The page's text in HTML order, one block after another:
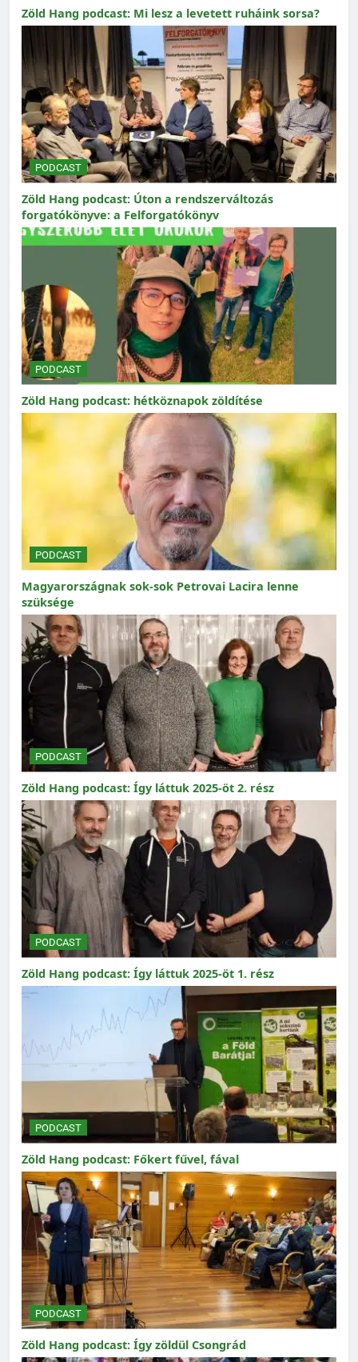
Zöld Hang podcast: Mi lesz a levetett ruháink sorsa?
PODCAST
Zöld Hang podcast: Úton a rendszerváltozás
forgatókönyve: a Felforgatókönyv
PODCAST
Zöld Hang podcast: hétköznapok zöldítése
PODCAST
Magyarországnak sok-sok Petrovai Lacira lenne
szüksége
PODCAST
Zöld Hang podcast: Így láttuk 2025-öt 2. rész
PODCAST
Zöld Hang podcast: Így láttuk 2025-öt 1. rész
PODCAST
Zöld Hang podcast: Főkert fűvel, fával
PODCAST
Zöld Hang podcast: Így zöldül Csongrád